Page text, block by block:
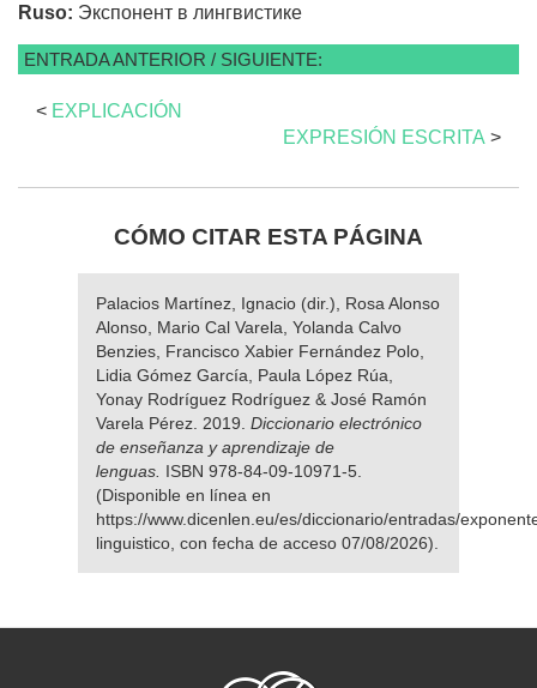
Ruso: Экспонент в лингвистике
ENTRADA ANTERIOR / SIGUIENTE:
< EXPLICACIÓN
EXPRESIÓN ESCRITA >
CÓMO CITAR ESTA PÁGINA
Palacios Martínez, Ignacio (dir.), Rosa Alonso
Alonso, Mario Cal Varela, Yolanda Calvo
Benzies, Francisco Xabier Fernández Polo,
Lidia Gómez García, Paula López Rúa,
Yonay Rodríguez Rodríguez & José Ramón
Varela Pérez. 2019. Diccionario electrónico
de enseñanza y aprendizaje de
lenguas. ISBN 978-84-09-10971-5.
(Disponible en línea en
https://www.dicenlen.eu/es/diccionario/entradas/
linguistico, con fecha de acceso 07/08/2026).